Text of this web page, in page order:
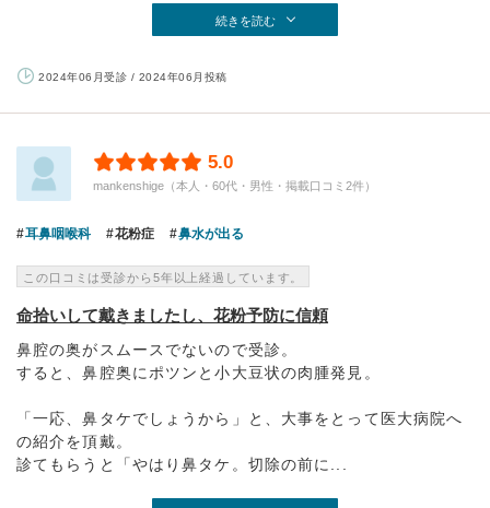
続きを読む
2024年06月受診 / 2024年06月投稿
5.0
mankenshige（本人・60代・男性・掲載口コミ2件）
耳鼻咽喉科 花粉症 鼻水が出る
この口コミは受診から5年以上経過しています。
命拾いして戴きましたし、花粉予防に信頼
鼻腔の奥がスムースでないので受診。
すると、鼻腔奥にポツンと小大豆状の肉腫発見。
「一応、鼻タケでしょうから」と、大事をとって医大病院へ
の紹介を頂戴。
診てもらうと「やはり鼻タケ。切除の前に...